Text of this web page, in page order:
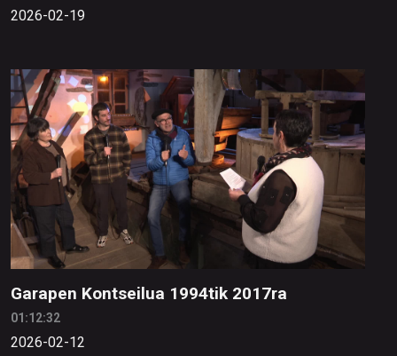
2026-02-19
Garapen Kontseilua 1994tik 2017ra
01:12:32
2026-02-12